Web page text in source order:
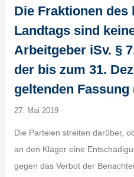
Die Fraktionen des
Landtags sind
Arbeitgeber iSv. §
der bis zum 31.
geltenden Fassung
27. Mai 2019
Die Parteien streiten darüber,
an den Kläger eine
gegen das Verbot der